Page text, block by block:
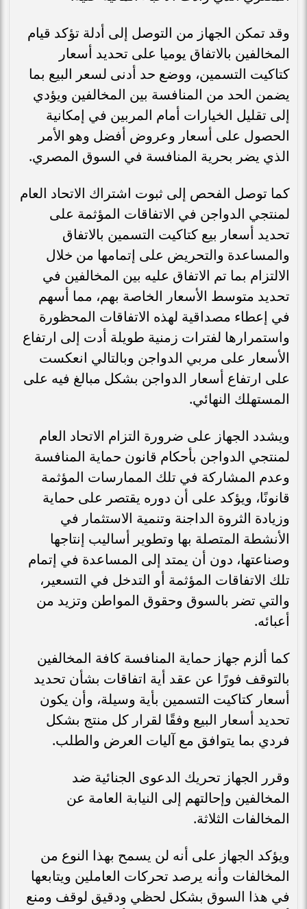
وقد تمكن الجهاز من التوصل إلى أدلة تؤكد قيام
المخالفين بالاتفاق يوميا على تحديد أسعار
كتاكيت التسمين، ووضع حد أدنى لسعر البيع بما
يضمن الحد من المنافسة بين المخالفين ويؤدي
إلى تقليل الخيارات أمام المربين في إمكانية
الحصول على أسعار وعروض أفضل وهو الأمر
الذي يضر بحرية المنافسة في السوق المصري.
كما توصل الفحص إلى ثبوت اشتراك الاتحاد العام
لمنتجي الدواجن في الاتفاقات المؤثمة على
تحديد أسعار بيع كتاكيت التسمين بالاتفاق
والمساعدة والتحريض على إتمامها من خلال
الالتزام بما تم الاتفاق عليه بين المخالفين في
تحديد متوسط الأسعار الخاصة بهم، مما أسهم
في إعطاء مصداقية لهذه الاتفاقات المحظورة
واستمرارها لفترات زمنية طويلة أدت إلى ارتفاع
الأسعار على مربي الدواجن وبالتالي انعكست
على ارتفاع أسعار الدواجن بشكل مبالغ فيه على
المستهلك النهائي.
ويشدد الجهاز على ضرورة التزام الاتحاد العام
لمنتجي الدواجن بأحكام قانون حماية المنافسة
وعدم المشاركة في تلك الممارسات المؤثمة
قانونًا، ويؤكد على أن دوره يقتصر على حماية
وزيادة الثروة الداجنة وتنمية الاستثمار في
الأنشطة المتصلة بها وتطوير أساليب إنتاجها
وصناعتها، دون أن يمتد إلى المساعدة في إتمام
تلك الاتفاقات المؤثمة أو التدخل في التسعير،
والتي تضر بالسوق وحقوق المواطن وتزيد من
أعبائه.
كما ألزم جهاز حماية المنافسة كافة المخالفين
بالتوقف فورًا عن عقد أية اتفاقات بشأن تحديد
أسعار كتاكيت التسمين بأية وسيلة، وأن يكون
تحديد أسعار البيع وفقًا لقرار كل منتج بشكل
فردي بما يتوافق مع آليات العرض والطلب.
وقرر الجهاز تحريك الدعوى الجنائية ضد
المخالفين وإحالتهم إلى النيابة العامة عن
المخالفات الثلاثة.
ويؤكد الجهاز على أنه لن يسمح بهذا النوع من
المخالفات وأنه يرصد تحركات العاملين ويتابعها
في هذا السوق بشكل لحظي ودقيق لوقف ومنع